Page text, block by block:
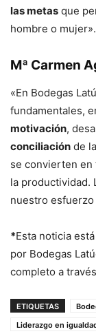
las metas que
hombre o mujer».
Mª Carmen
«En Bodegas
fundamentales,
motivación,
conciliación de
se convierten en
la productividad.
nuestro
*Esta noticia
por Bodegas
completo a
ETIQUETAS
Liderazgo en